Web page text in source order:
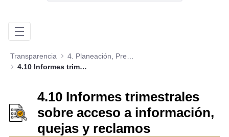
Transparencia
4.10 Informes trimestrales sobre acceso a información, quejas y reclamos
4.10 Informes trimestrales
sobre acceso a información,
quejas y reclamos